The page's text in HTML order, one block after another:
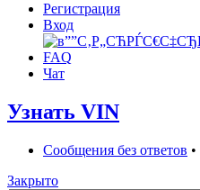
Регистрация
Вход
FAQ
Чат
Узнать VIN
Сообщения без ответов •
Закрыто